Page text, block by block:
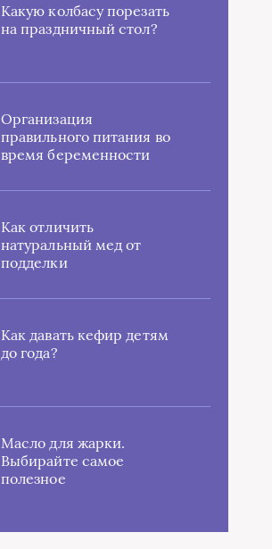
Какую колбасу порезать
на праздничный стол?
Организация
правильного питания во
время беременности
Как отличить
натуральный мед от
подделки
Как давать кефир детям
до года?
Масло для жарки.
Выбирайте самое
полезное